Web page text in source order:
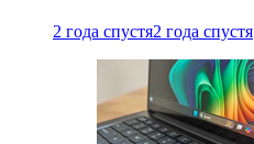
2 года спустя2 года спустя